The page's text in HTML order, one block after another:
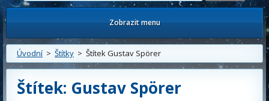
Zobrazit menu
Úvodní > Štítky > Štítek Gustav Spörer
Štítek: Gustav Spörer